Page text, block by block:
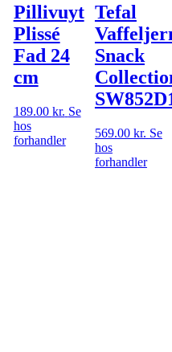
Pillivuyt
Plissé
Fad 24
cm
189.00 kr. Se
hos
forhandler
Tefal
Snack
569.00 kr. Se
hos
forhandler